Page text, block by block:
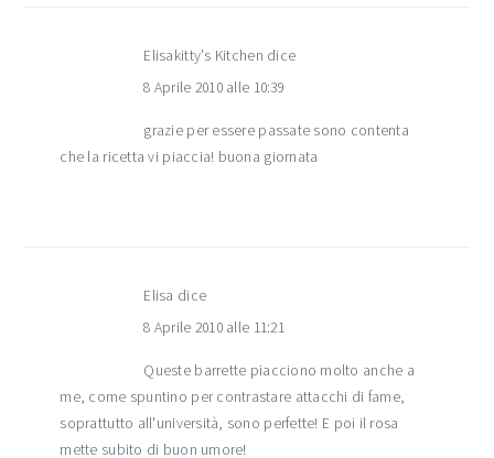
Elisakitty's Kitchen dice
8 Aprile 2010 alle 10:39
grazie per essere passate sono contenta
che la ricetta vi piaccia! buona giornata
Elisa dice
8 Aprile 2010 alle 11:21
Queste barrette piacciono molto anche a
me, come spuntino per contrastare attacchi di fame,
soprattutto all'università, sono perfette! E poi il rosa
mette subito di buon umore!